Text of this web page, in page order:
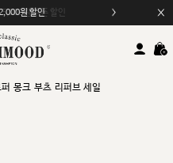
원 할인
몽크 부츠 리퍼브 세일